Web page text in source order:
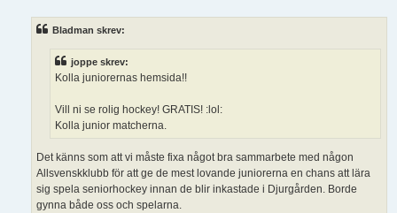
Bladman skrev:
joppe skrev:
Kolla juniorernas hemsida!!
Vill ni se rolig hockey! GRATIS! :lol:
Kolla junior matcherna.
Det känns som att vi måste fixa något bra sammarbete med någon
Allsvenskklubb för att ge de mest lovande juniorerna en chans att lära
sig spela seniorhockey innan de blir inkastade i Djurgården. Borde
gynna både oss och spelarna.